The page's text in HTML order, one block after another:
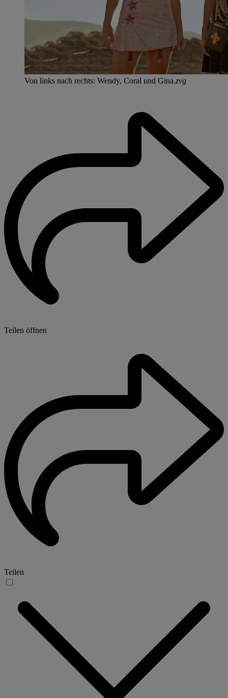
Von links nach rechts: Wendy, Coral und Gina.zvg
Teilen öffnen
Teilen